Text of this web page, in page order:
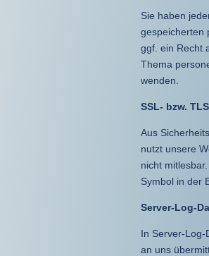
Sie haben
gespeicherten
ggf. ein Recht
Thema
wenden.
SSL- bzw.
Aus
nutzt unsere
nicht
Symbol in der
Server-Log-
In Server-Log-
an uns